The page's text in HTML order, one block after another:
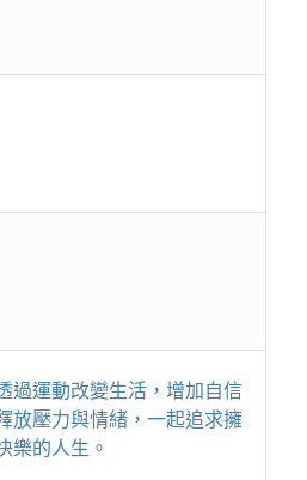
過運動改變生活，增加自信
放壓力與情緒，一起追求擁
樂的人生。